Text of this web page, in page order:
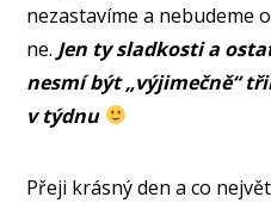
nezastavíme a nebudeme
ne. Jen ty sladkosti a
nesmí být „výjimečně“
v týdnu
Přeji krásný den a co